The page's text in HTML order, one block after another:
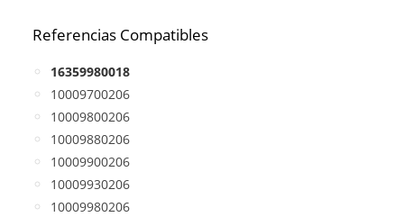
Referencias Compatibles
16359980018
10009700206
10009800206
10009880206
10009900206
10009930206
10009980206